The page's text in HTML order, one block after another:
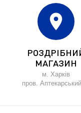
location_on
МАГАЗИН
м. Харків
пров.